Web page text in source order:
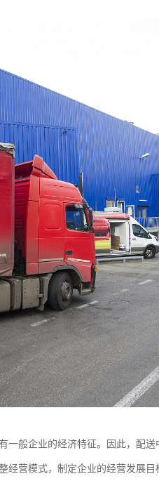
般企业的经济特征。因此，配
经营模式，制定企业的经营发展目